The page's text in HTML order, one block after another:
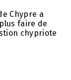
Chypre a
faire de
chypriote